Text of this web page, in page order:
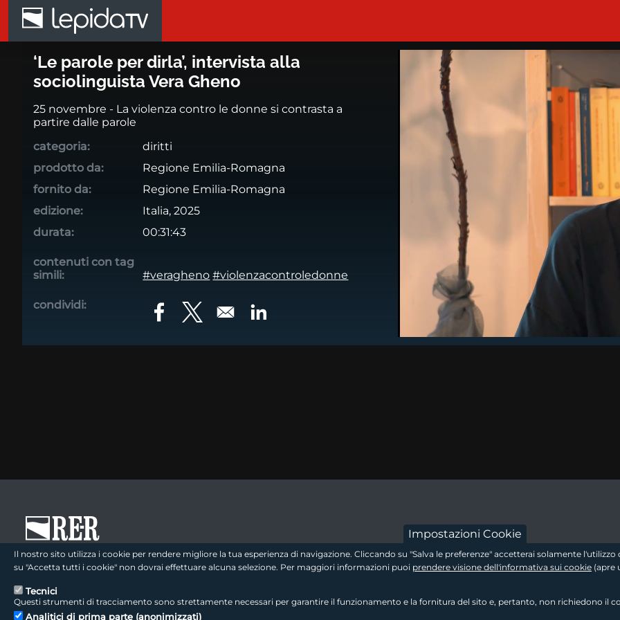
Salta al contenuto principale
‘Le parole per dirla’, intervista alla sociolinguista Vera Gheno
‘Le parole per dirla’, intervista alla
sociolinguista Vera Gheno
25 novembre - La violenza contro le donne si contrasta a
partire dalle parole
categoria:
diritti
prodotto da:
Regione Emilia-Romagna
fornito da:
Regione Emilia-Romagna
edizione:
Italia, 2025
durata:
00:31:43
contenuti con tag
simili:
#veragheno #violenzacontroledonne
condividi:
Opens in a new window
Opens in a new windowOpens in a new window
footer - sezione logo 1 footer -
footer - sezione colophon
LepidaScpA
footer -
Impostazioni Cookie
Il nostro sito utilizza i cookie per rendere migliore la tua esperienza di navigazione. Cliccando su "Salva le preferenze" accetterai solamente
su "Accetta tutti i cookie" non dovrai effettuare alcuna selezione. Per maggiori informazioni puoi prendere visione dell'informativa sui cookie (apre
Tecnici
Questi strumenti di tracciamento sono strettamente necessari per garantire il funzionamento e la fornitura del sito e, pertanto, non richiedono il
Analitici di prima parte (anonimizzati)